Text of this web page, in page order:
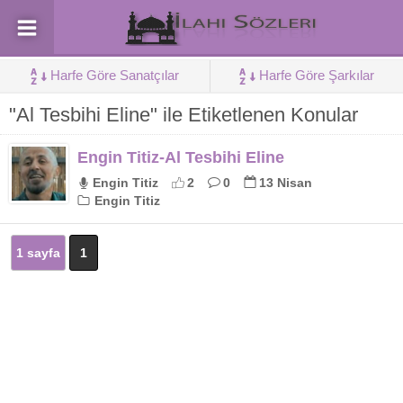
Harfe Göre Sanatçılar Harfe Göre Şarkılar
"Al Tesbihi Eline" ile Etiketlenen Konular
Engin Titiz-Al Tesbihi Eline
Engin Titiz 2 0
13 Nisan
Engin Titiz
1 sayfa 1